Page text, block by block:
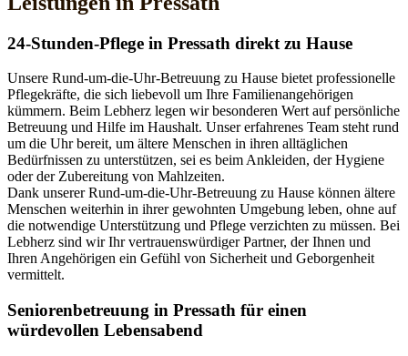
24-Stunden-Pflege in Pressath direkt zu Hause
Unsere Rund-um-die-Uhr-Betreuung zu Hause bietet professionelle
Pflegekräfte, die sich liebevoll um Ihre Familienangehörigen
kümmern. Beim Lebherz legen wir besonderen Wert auf persönliche
Betreuung und Hilfe im Haushalt. Unser erfahrenes Team steht rund
um die Uhr bereit, um ältere Menschen in ihren alltäglichen
Bedürfnissen zu unterstützen, sei es beim Ankleiden, der Hygiene
oder der Zubereitung von Mahlzeiten.
Dank unserer Rund-um-die-Uhr-Betreuung zu Hause können ältere
Menschen weiterhin in ihrer gewohnten Umgebung leben, ohne auf
die notwendige Unterstützung und Pflege verzichten zu müssen. Bei
Lebherz sind wir Ihr vertrauenswürdiger Partner, der Ihnen und
Ihren Angehörigen ein Gefühl von Sicherheit und Geborgenheit
vermittelt.
Senioren­betreuung in Pressath für einen
würdevollen Lebensabend